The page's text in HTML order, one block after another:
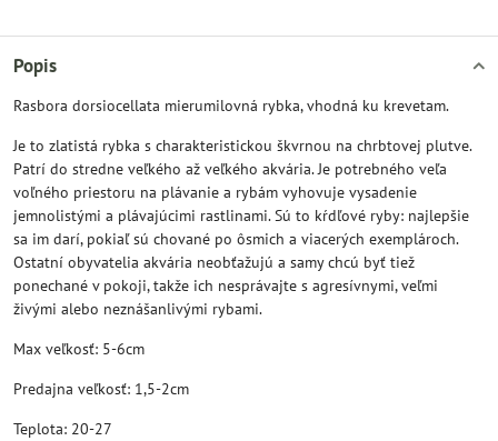
Popis
Rasbora dorsiocellata mierumilovná rybka, vhodná ku krevetam.
Je to zlatistá rybka s charakteristickou škvrnou na chrbtovej plutve.
Patrí do stredne veľkého až veľkého akvária. Je potrebného veľa
voľného priestoru na plávanie a rybám vyhovuje vysadenie
jemnolistými a plávajúcimi rastlinami. Sú to kŕdľové ryby: najlepšie
sa im darí, pokiaľ sú chované po ôsmich a viacerých exemplároch.
Ostatní obyvatelia akvária neobťažujú a samy chcú byť tiež
ponechané v pokoji, takže ich nesprávajte s agresívnymi, veľmi
živými alebo neznášanlivými rybami.
Max veľkosť: 5-6cm
Predajna veľkosť: 1,5-2cm
Teplota: 20-27